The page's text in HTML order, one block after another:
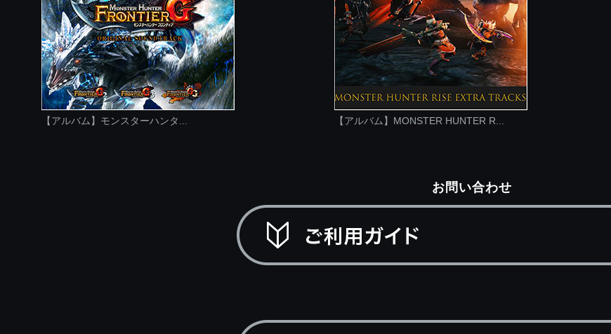
【アルバム】モンスターハンタ... 【アルバム】MONSTER HUNTER R...
お問い合わせ